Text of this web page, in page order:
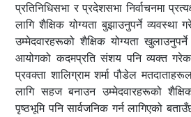
प्रतिनिधिसभा र प्रदेशसभा निर्वाचनमा
लागि शैक्षिक योग्यता बुझाउनुपर्ने व्यवस्था
उम्मेदवारहरूको शैक्षिक योग्यता
आयोगको कदमप्रति संशय पनि व्यक्त
प्रवक्ता शालिग्राम शर्मा पौडेल
लागि सहज बनाउन उम्मेदवारहरूको
पृष्ठभूमि पनि सार्वजनिक गर्न लागिएको